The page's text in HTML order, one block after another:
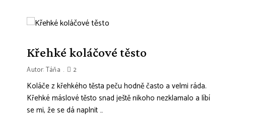
Křehké koláčové těsto
Autor:Táňa 2
Koláče z křehkého těsta peču hodně často a velmi ráda.
Křehké máslové těsto snad ještě nikoho nezklamalo a líbí
se mi, že se dá naplnit …